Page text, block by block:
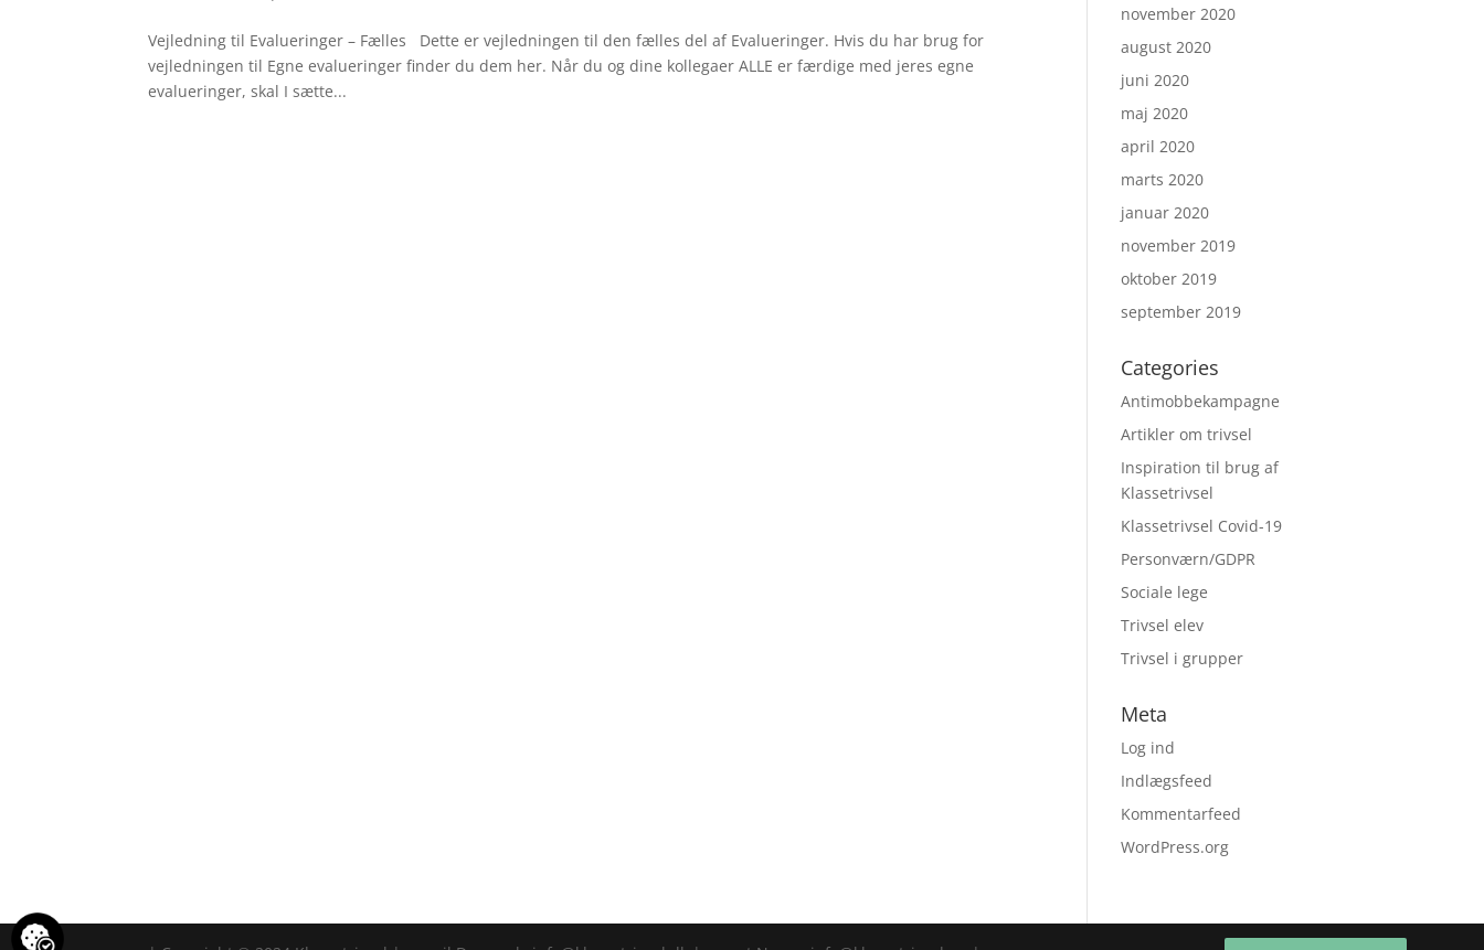
Vejledning til Evalueringer – Fælles Dette er vejledningen til den fælles del af Evalueringer. Hvis du har brug for
vejledningen til Egne evalueringer finder du dem her. Når du og dine kollegaer ALLE er færdige med jeres egne
evalueringer, skal I sætte...
november 2020
august 2020
juni 2020
maj 2020
april 2020
marts 2020
januar 2020
november 2019
oktober 2019
september 2019
Categories
Antimobbekampagne
Artikler om trivsel
Inspiration til brug af
Klassetrivsel
Klassetrivsel Covid-19
Personværn/GDPR
Sociale lege
Trivsel elev
Trivsel i grupper
Meta
Log ind
Indlægsfeed
Kommentarfeed
WordPress.org